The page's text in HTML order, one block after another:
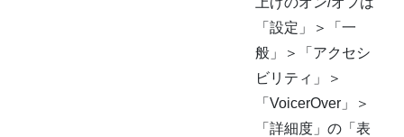
「設定」＞「一
般」＞「アクセシ
ビリティ」＞
「VoicerOver」＞
「詳細度」の「表